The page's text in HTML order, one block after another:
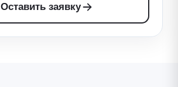
Оставить заявку